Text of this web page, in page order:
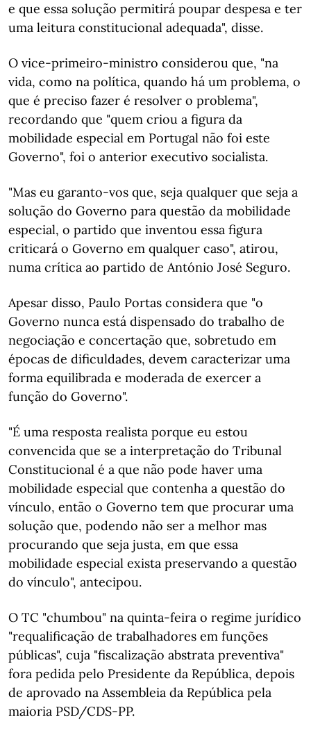
e que essa solução permitirá poupar despesa e ter
uma leitura constitucional adequada", disse.
O vice-primeiro-ministro considerou que, "na
vida, como na política, quando há um problema, o
que é preciso fazer é resolver o problema",
recordando que "quem criou a figura da
mobilidade especial em Portugal não foi este
Governo", foi o anterior executivo socialista.
"Mas eu garanto-vos que, seja qualquer que seja a
solução do Governo para questão da mobilidade
especial, o partido que inventou essa figura
criticará o Governo em qualquer caso", atirou,
numa crítica ao partido de António José Seguro.
Apesar disso, Paulo Portas considera que "o
Governo nunca está dispensado do trabalho de
negociação e concertação que, sobretudo em
épocas de dificuldades, devem caracterizar uma
forma equilibrada e moderada de exercer a
função do Governo".
"É uma resposta realista porque eu estou
convencida que se a interpretação do Tribunal
Constitucional é a que não pode haver uma
mobilidade especial que contenha a questão do
vínculo, então o Governo tem que procurar uma
solução que, podendo não ser a melhor mas
procurando que seja justa, em que essa
mobilidade especial exista preservando a questão
do vínculo", antecipou.
O TC "chumbou" na quinta-feira o regime jurídico
"requalificação de trabalhadores em funções
públicas", cuja "fiscalização abstrata preventiva"
fora pedida pelo Presidente da República, depois
de aprovado na Assembleia da República pela
maioria PSD/CDS-PP.